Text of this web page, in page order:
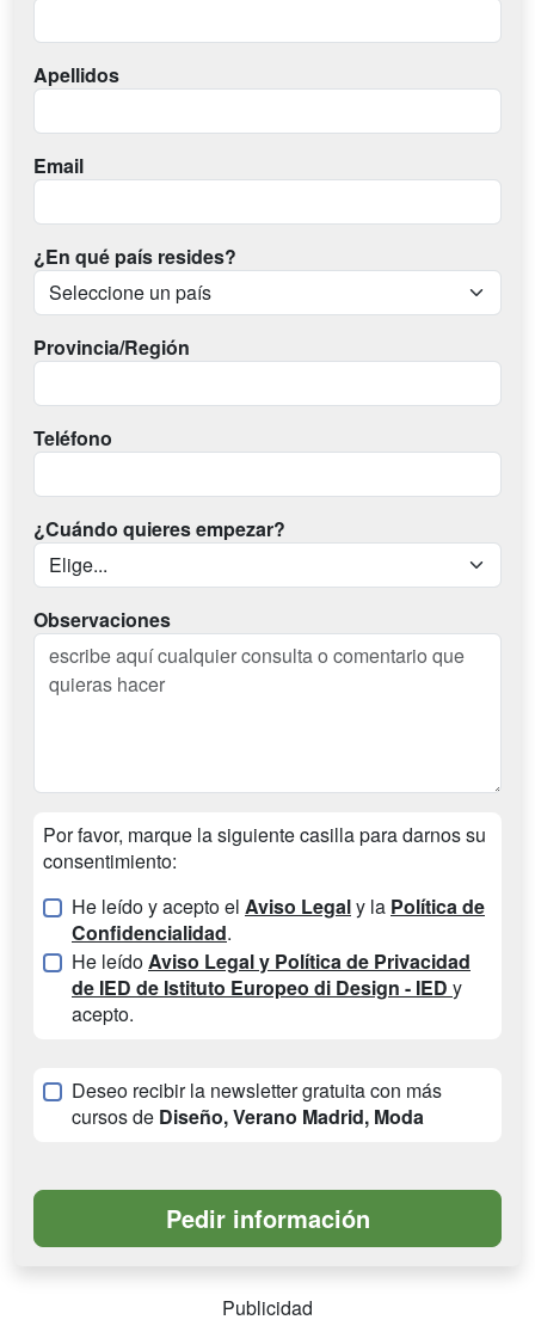
Apellidos
Email
¿En qué país resides?
Provincia/Región
Teléfono
¿Cuándo quieres empezar?
Observaciones
Por favor, marque la siguiente casilla para darnos su
consentimiento:
He leído y acepto el Aviso Legaly la Política de
Confidencialidad.
He leídoAviso Legal y Política de Privacidad
de IED de Istituto Europeo di Design - IED y
acepto.
Deseo recibir la newsletter gratuita con más
cursos de Diseño, Verano Madrid, Moda
Publicidad